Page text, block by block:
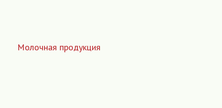
Молочная продукция